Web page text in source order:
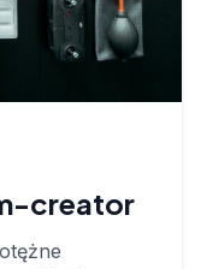
creator